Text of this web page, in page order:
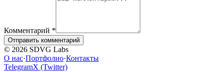
Комментарий *
Отправить комментарий
© 2026 SDVG Labs
О нас·Портфолио·Контакты
TelegramX (Twitter)